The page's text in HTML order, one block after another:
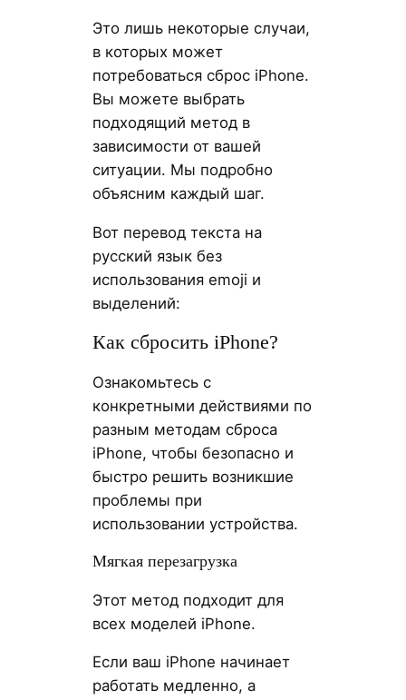
Это лишь некоторые случаи,
в которых может
потребоваться сброс iPhone.
Вы можете выбрать
подходящий метод в
зависимости от вашей
ситуации. Мы подробно
объясним каждый шаг.
Вот перевод текста на
русский язык без
использования emoji и
выделений:
Как сбросить iPhone?
Ознакомьтесь с
конкретными действиями по
разным методам сброса
iPhone, чтобы безопасно и
быстро решить возникшие
проблемы при
использовании устройства.
Мягкая перезагрузка
Этот метод подходит для
всех моделей iPhone.
Если ваш iPhone начинает
работать медленно, а